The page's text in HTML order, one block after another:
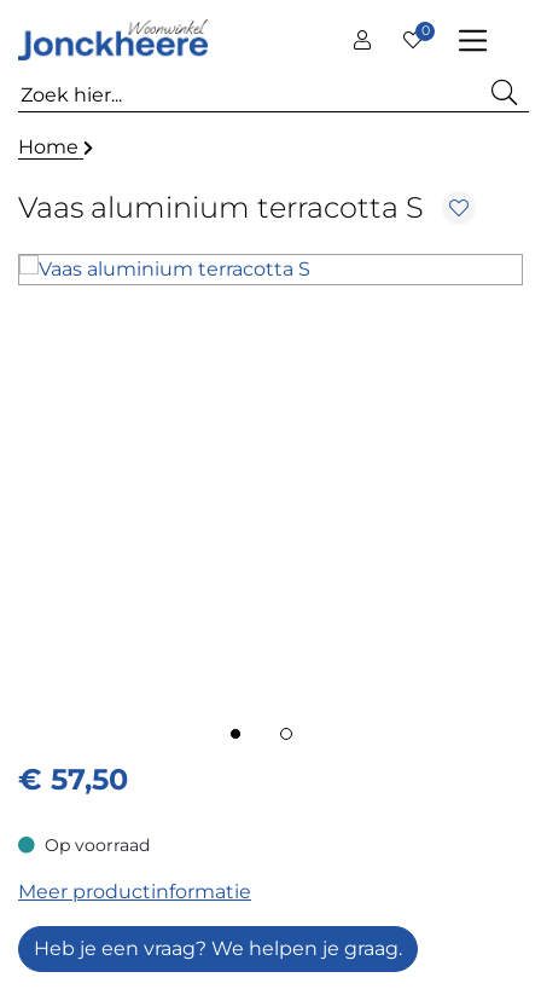
0
Home
Vaas aluminium terracotta S
€ 57,50
Op voorraad
Op voorraad
Meer productinformatie
Heb je een vraag? We helpen je graag.